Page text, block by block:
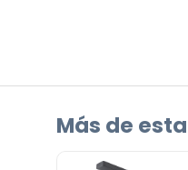
el
(Obligatorio)
Más de